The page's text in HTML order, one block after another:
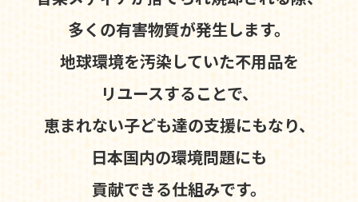
多くの有害物質が発生します。
地球環境を汚染していた不用品を
リユースすることで、
恵まれない子ども達の支援にもなり、
日本国内の環境問題にも
貢献できる仕組みです。